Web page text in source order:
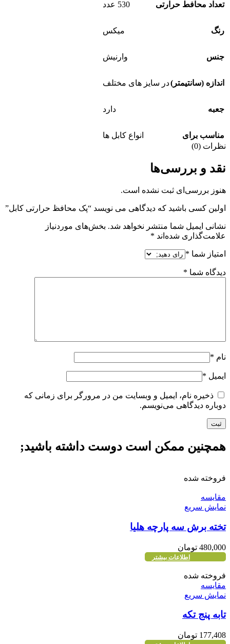
تعداد محافط حرارتی 530 عدد
رنگ میکس
جنس وارنیش
اندازه (سانتیمتر)در سایز های مختلف
جعبه دارد
مناسب برای
انواع کابل ها
نظرات (0)
نقد و بررسی‌ها
هنوز بررسی‌ای ثبت نشده است.
اولین کسی باشید که دیدگاهی می نویسد “پک محافظ حرارتی کابل”
نشانی ایمیل شما منتشر نخواهد شد. بخش‌های موردنیاز
علامت‌گذاری شده‌اند *
امتیاز شما *
دیدگاه شما *
نام *
ایمیل *
ذخیره نام، ایمیل و وبسایت من در مرورگر برای زمانی که
دوباره دیدگاهی می‌نویسم.
همچنین ممکن است دوست داشته باشید;
فروخته شده
مقايسه
نمایش سریع
تخته برش سه پارچه هلیا
480,000 تومان
اطلاعات بیشتر
فروخته شده
مقايسه
نمایش سریع
تابه پنج تکه
177,408 تومان